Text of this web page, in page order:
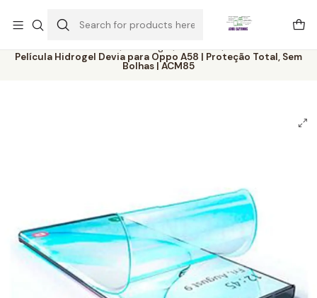
Home Catálogo
Películas
Película Hidrogel Devia para Oppo A58 | Proteção Total, Sem
Bolhas | ACM85